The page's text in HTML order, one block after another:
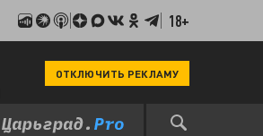
18+
ОТКЛЮЧИТЬ РЕКЛАМУ